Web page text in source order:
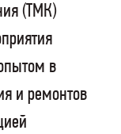
(ТМК)
в
и ремонтов